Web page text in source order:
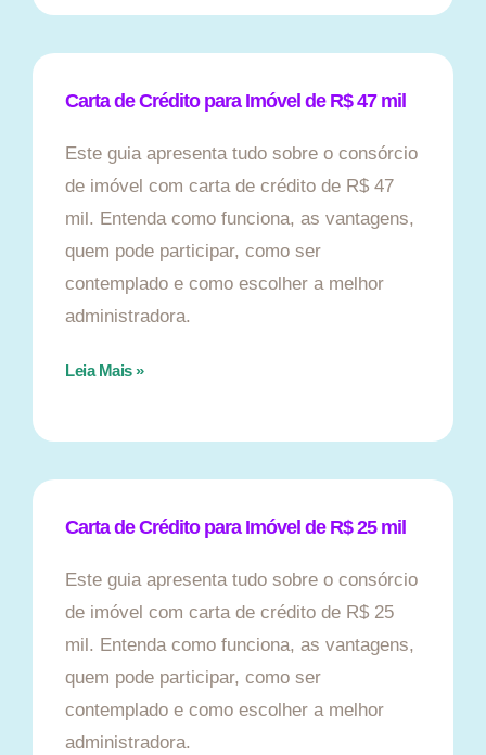
Carta de Crédito para Imóvel de R$ 47 mil
Este guia apresenta tudo sobre o consórcio
de imóvel com carta de crédito de R$ 47
mil. Entenda como funciona, as vantagens,
quem pode participar, como ser
contemplado e como escolher a melhor
administradora.
Leia Mais »
Carta de Crédito para Imóvel de R$ 25 mil
Este guia apresenta tudo sobre o consórcio
de imóvel com carta de crédito de R$ 25
mil. Entenda como funciona, as vantagens,
quem pode participar, como ser
contemplado e como escolher a melhor
administradora.